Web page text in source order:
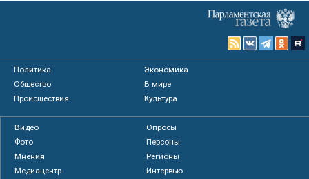
Политика
Экономика
Общество
В мире
Происшествия
Культура
Видео
Опросы
Фото
Персоны
Мнения
Регионы
Медиацентр
Интервью